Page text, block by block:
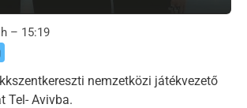
– 15:19
nemzetközi játékvezető
Tel- Avivba.